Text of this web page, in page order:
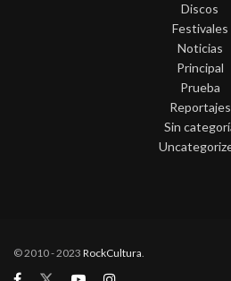
Discos
Festivales
Noticias
Principal
Prueba
Reportajes
Sin
© 2010 - 2023 RockCultura.